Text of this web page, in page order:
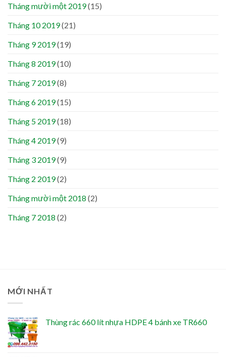
Tháng mười một 2019(15)
Tháng 10 2019(21)
Tháng 9 2019(19)
Tháng 8 2019(10)
Tháng 7 2019(8)
Tháng 6 2019(15)
Tháng 5 2019(18)
Tháng 4 2019(9)
Tháng 3 2019(9)
Tháng 2 2019(2)
Tháng mười một 2018 (2)
Tháng 7 2018 (2)
MỚI NHẤT
Thùng rác 660 lít nhựa HDPE 4 bánh xe TR660